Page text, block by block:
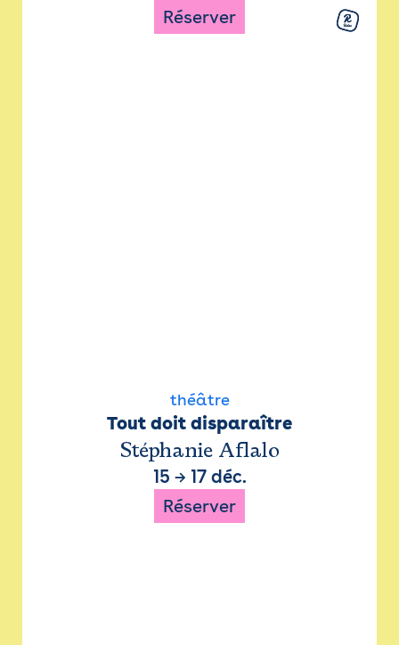
Réserver
théâtre
Tout doit disparaître
Stéphanie Aflalo
15 → 17 déc.
Réserver